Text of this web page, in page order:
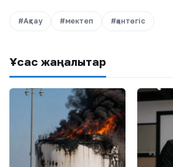
#Ақтау #мектеп #қантөгіс
Ұқсас жаңалықтар